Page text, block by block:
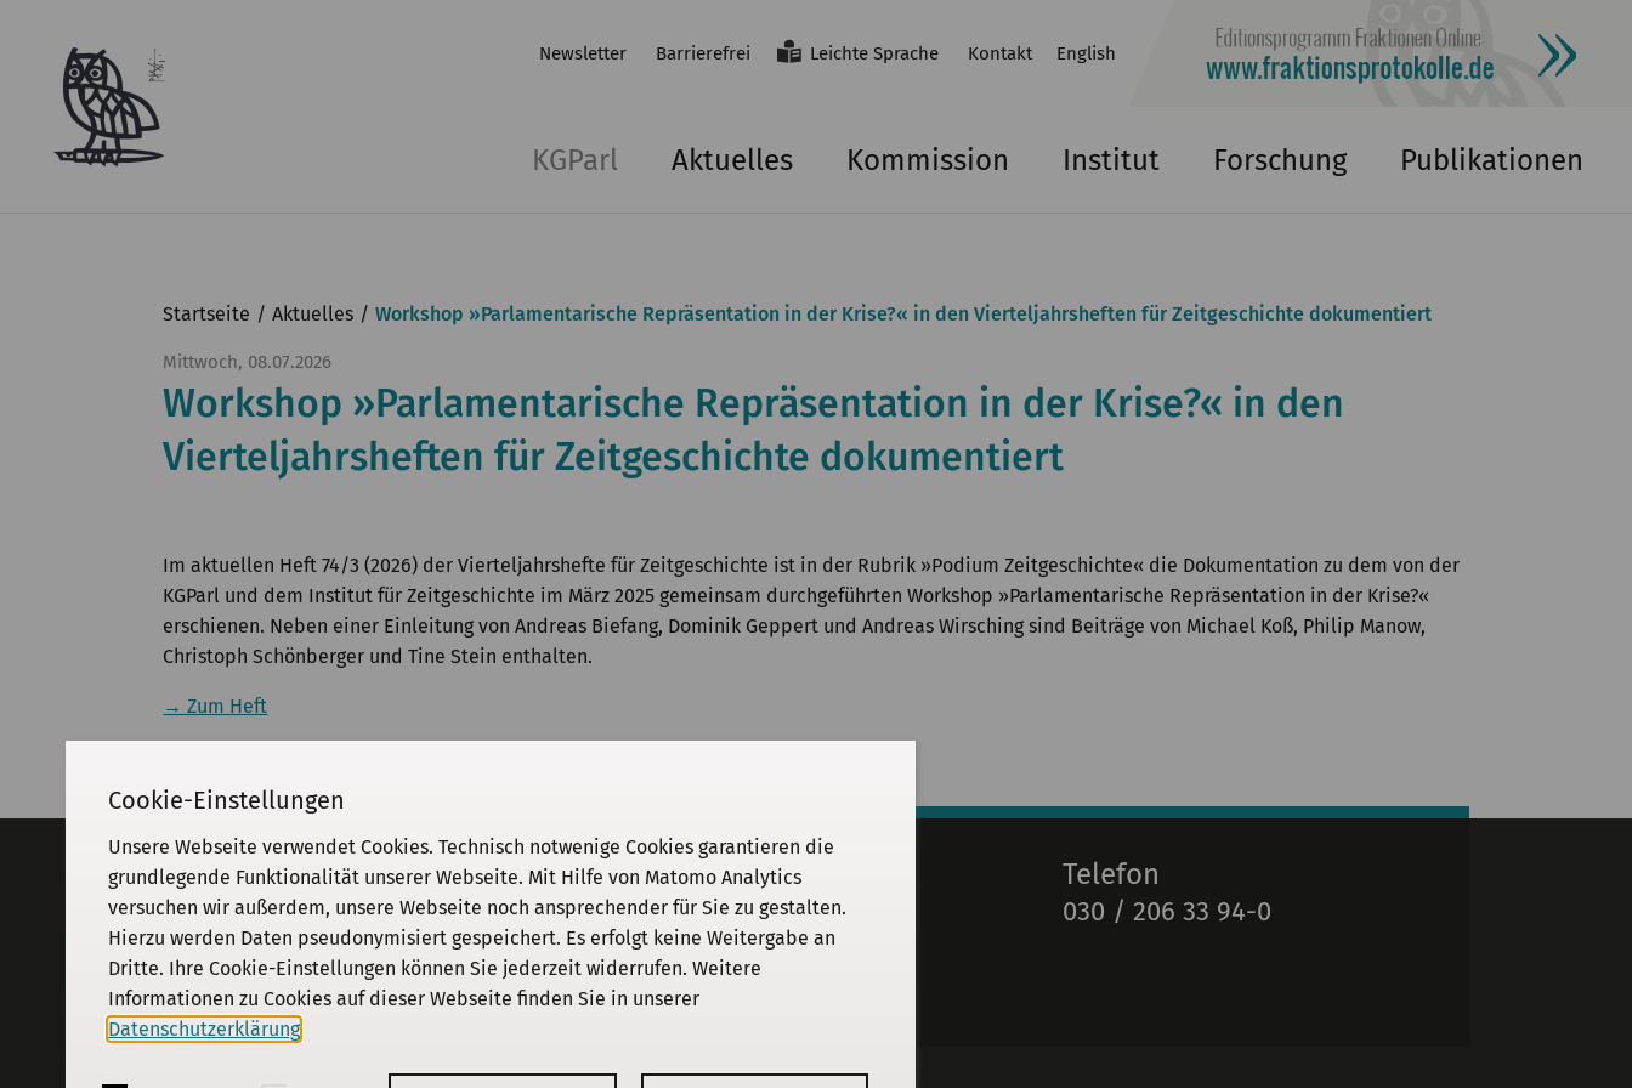
Newsletter Barrierefrei Leichte Sprache Kontakt English
KGParl Aktuelles Kommission Institut Forschung Publikationen
Startseite Aktuelles Workshop »Parlamentarische Repräsentation in der Krise?« in den Vierteljahrsheften für Zeitgeschichte dokumentiert
Mittwoch, 08.07.2026
Workshop »Parlamentarische Repräsentation in der Krise?« in den
Vierteljahrsheften für Zeitgeschichte dokumentiert
Im aktuellen Heft 74/3 (2026) der Vierteljahrshefte für Zeitgeschichte ist in der Rubrik »Podium Zeitgeschichte« die Dokumentation zu dem von der
KGParl und dem Institut für Zeitgeschichte im März 2025 gemeinsam durchgeführten Workshop »Parlamentarische Repräsentation in der Krise?«
erschienen. Neben einer Einleitung von Andreas Biefang, Dominik Geppert und Andreas Wirsching sind Beiträge von Michael Koß, Philip Manow,
Christoph Schönberger und Tine Stein enthalten.
→ Zum Heft
Adresse
KGParl
Kommission für Geschichte des
Parlamentarismus und der politischen
Parteien e. V.
Schiffbauerdamm 40·10117 Berlin
E-Mail
info@kgparl.de
Telefon
030 / 206 33 94-0
Cookie-Einstellungen
Unsere Webseite verwendet Cookies. Technisch notwenige Cookies garantieren die
grundlegende Funktionalität unserer Webseite. Mit Hilfe von Matomo Analytics
versuchen wir außerdem, unsere Webseite noch ansprechender für Sie zu gestalten.
Hierzu werden Daten pseudonymisiert gespeichert. Es erfolgt keine Weitergabe an
Dritte. Ihre Cookie-Einstellungen können Sie jederzeit widerrufen. Weitere
Informationen zu Cookies auf dieser Webseite finden Sie in unserer
Datenschutzerklärung